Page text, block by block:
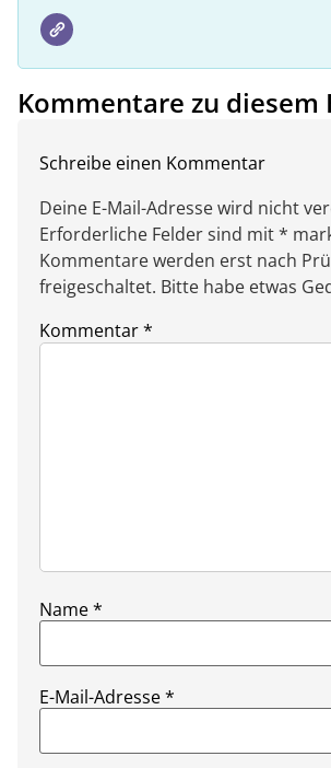
Kommentare zu diesem
Schreibe einen Kommentar
Deine E-Mail-Adresse wird nicht
Erforderliche Felder sind mit *
Kommentare werden erst nach
freigeschaltet. Bitte habe etwas
Kommentar*
Name*
E-Mail-Adresse*